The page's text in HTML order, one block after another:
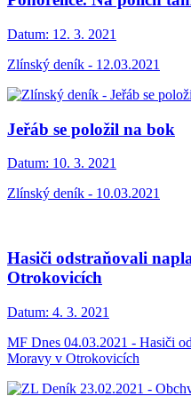
Datum: 12. 3. 2021
Zlínský deník - 12.03.2021
Jeřáb se položil na bok
Datum: 10. 3. 2021
Zlínský deník - 10.03.2021
Hasiči odstraňovali
Otrokovicích
Datum: 4. 3. 2021
MF Dnes 04.03.2021 - Hasiči
Moravy v Otrokovicích